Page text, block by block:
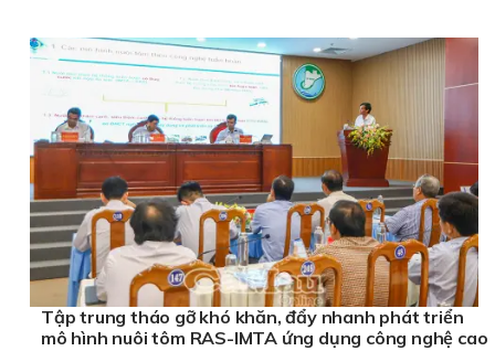
Tập trung tháo gỡ khó khăn, đẩy nhanh phát triển
mô hình nuôi tôm RAS-IMTA ứng dụng công nghệ cao